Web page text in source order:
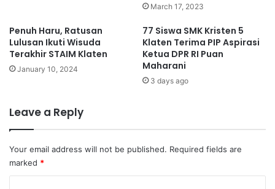
March 17, 2023
Penuh Haru, Ratusan
Lulusan Ikuti Wisuda
Terakhir STAIM Klaten
January 10, 2024
77 Siswa SMK Kristen 5
Klaten Terima PIP Aspirasi
Ketua DPR RI Puan
Maharani
3 days ago
Leave a Reply
Your email address will not be published. Required fields are
marked *